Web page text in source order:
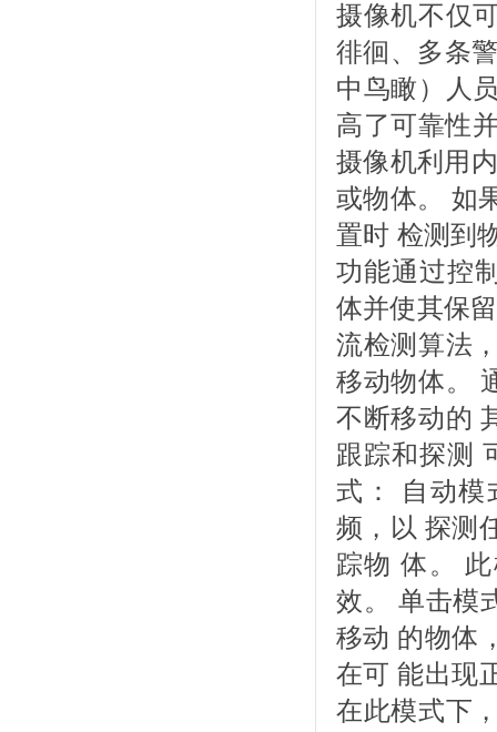
摄像机不仅
徘徊、多条
中鸟瞰）人
高了可靠性
摄像机利用
或物体。 如
置时 检测到
功能通过控
体并使其保
流检测算法
移动物体。
不断移动的
跟踪和探测
式： 自动模
频，以 探测
踪物 体。
效。 单击模
移动 的物体
在可 能出现
在此模式下